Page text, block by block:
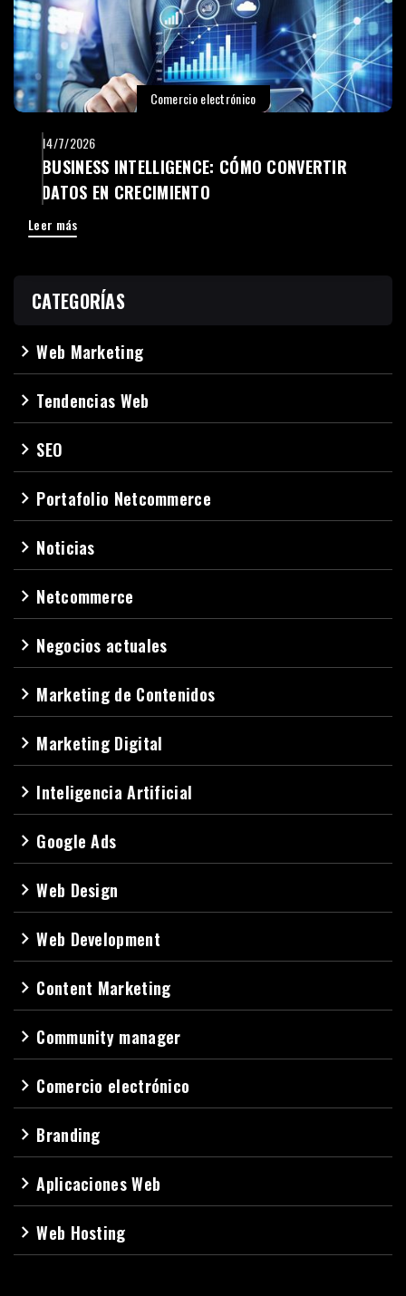
Comercio electrónico
14/7/2026
BUSINESS INTELLIGENCE: CÓMO CONVERTIR
DATOS EN CRECIMIENTO
Leer más
CATEGORÍAS
navigate_nextWeb Marketing
navigate_next Tendencias Web
navigate_next SEO
navigate_next Portafolio Netcommerce
navigate_next Noticias
navigate_next Netcommerce
navigate_next Negocios actuales
navigate_next Marketing de Contenidos
navigate_next Marketing Digital
navigate_next Inteligencia Artificial
navigate_next Google Ads
navigate_nextWeb Design
navigate_nextWeb Development
navigate_next Content Marketing
navigate_next Community manager
navigate_next Comercio electrónico
navigate_next Branding
navigate_nextAplicaciones Web
navigate_nextWeb Hosting